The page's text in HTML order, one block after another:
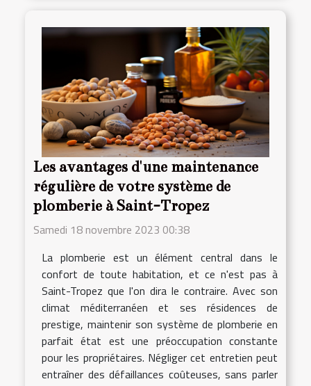
Les avantages d'une maintenance
régulière de votre système de
plomberie à Saint-Tropez
Samedi 18 novembre 2023 00:38
La plomberie est un élément central dans le
confort de toute habitation, et ce n'est pas à
Saint-Tropez que l'on dira le contraire. Avec son
climat méditerranéen et ses résidences de
prestige, maintenir son système de plomberie en
parfait état est une préoccupation constante
pour les propriétaires. Négliger cet entretien peut
entraîner des défaillances coûteuses, sans parler